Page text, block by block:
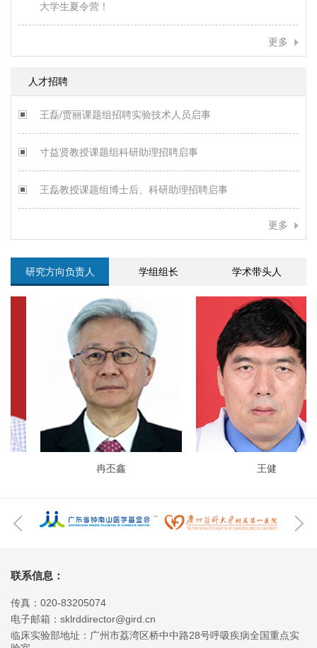
大学生夏令营！
更多
人才招聘
王磊/贾丽课题组招聘实验技术人员启事
寸益贤教授课题组科研助理招聘启事
王磊教授课题组博士后、科研助理招聘启事
更多
研究方向负责人 学组组长 学术带头人
冉丕鑫
联系信息：
传真：020-83205074
电子邮箱：sklrddirector@gird.cn
临床实验部地址：广州市荔湾区桥中中路28号呼吸疾病全国重点实